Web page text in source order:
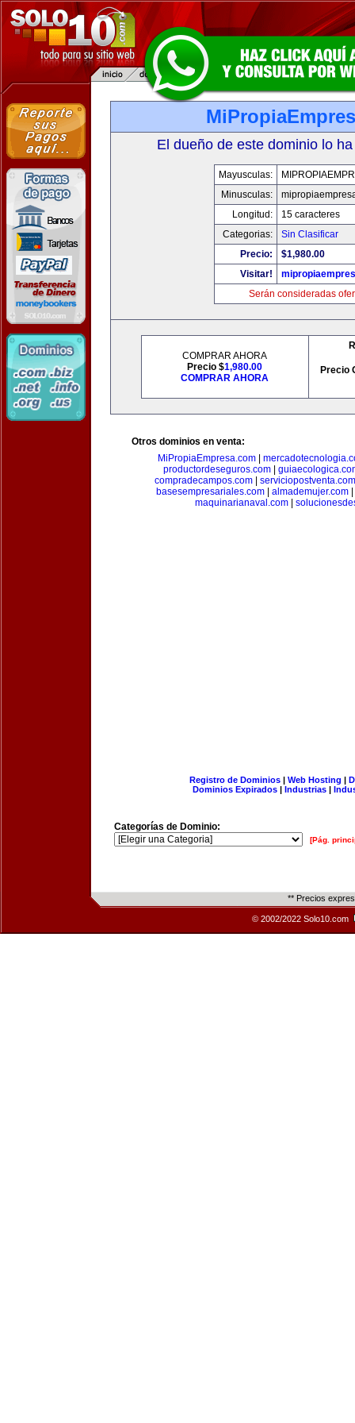
El dueño de este dominio lo
Mayusculas:
Minusculas:
Longitud:
15 caracteres
Categorias:
Sin Clasificar
Precio:
$1,980.00
Visitar!
Serán consideradas
COMPRAR AHORA
Precio $1,980.00
COMPRAR AHORA
Precio
Otros dominios en venta:
MiPropiaEmpresa.com
productordeseguros.com|
compradecampos.com| serviciopostventa.com
basesempresariales.com| almademujer.com|
maquinarianaval.com|
Registro de Dominios| Web Hosting |
Dominios Expirados | Industrias |
Categorías de Dominio:
[Pág.
** Precios
© 2002/2022 Solo10.com